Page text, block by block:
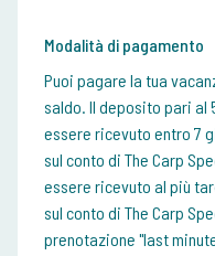
Modalità di pagamento
Puoi pagare la tua
saldo. Il deposito pari al
essere ricevuto entro 7
sul conto di The Carp
essere ricevuto al più
sul conto di The Carp
prenotazione "last